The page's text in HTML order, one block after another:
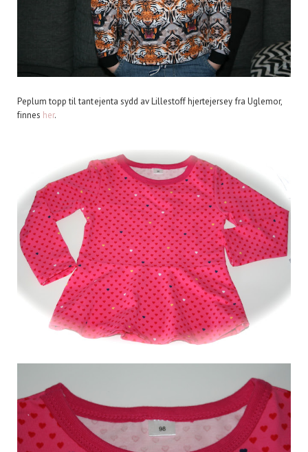
Peplum topp til tantejenta sydd av Lillestoff hjertejersey fra Uglemor,
finnes her.